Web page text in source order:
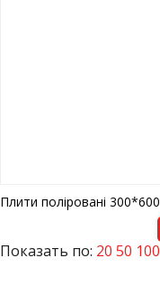
Плити поліровані
Показать по: 20 50 100